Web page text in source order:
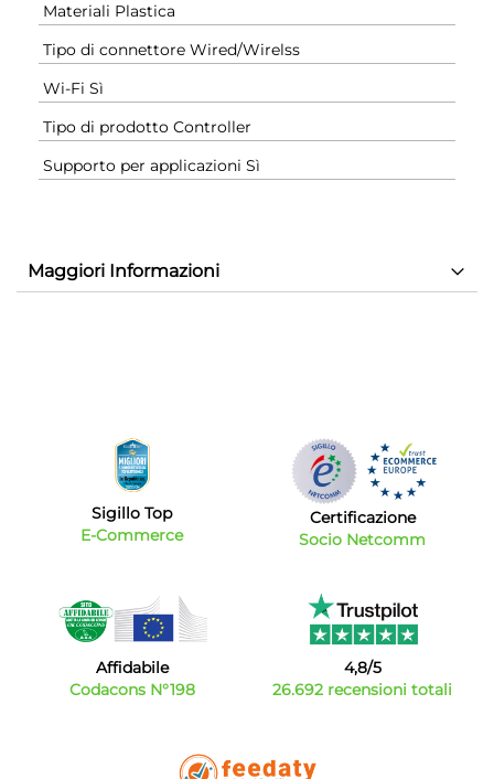
Materiali Plastica
Tipo di connettore Wired/Wirelss
Wi-Fi Sì
Tipo di prodotto Controller
Supporto per applicazioni Sì
Maggiori Informazioni
Sigillo Top
E-Commerce
Certificazione
Socio Netcomm
Affidabile
Codacons N°198
4,8/5
26.692 recensioni totali